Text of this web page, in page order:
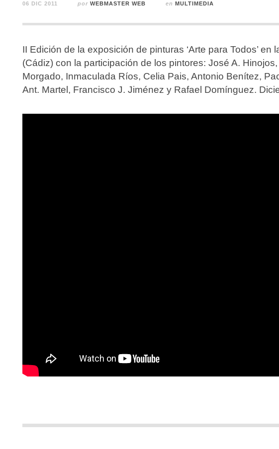
06 DIC 2011 por WEBMASTER WEB en MULTIMEDIA
II Edición de la exposición de pinturas ‘Arte para Todos’ en
(Cádiz) con la participación de los pintores: José A.
Morgado, Inmaculada Ríos, Celia Pais, Antonio Benítez,
Ant. Martel, Francisco J. Jiménez y Rafael Domínguez.